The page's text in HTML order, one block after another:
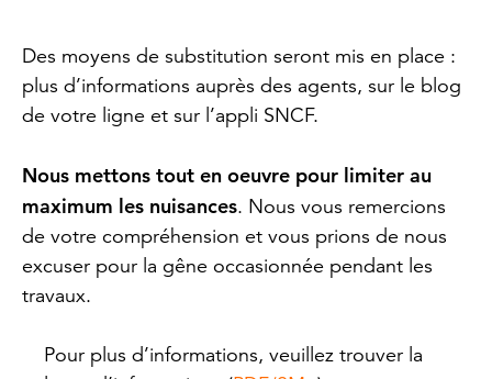
Des moyens de substitution seront mis en place :
plus d’informations auprès des agents, sur le blog
de votre ligne et sur l’appli SNCF.
Nous mettons tout en oeuvre pour limiter au
maximum les nuisances. Nous vous remercions
de votre compréhension et vous prions de nous
excuser pour la gêne occasionnée pendant les
travaux.
Pour plus d’informations, veuillez trouver la